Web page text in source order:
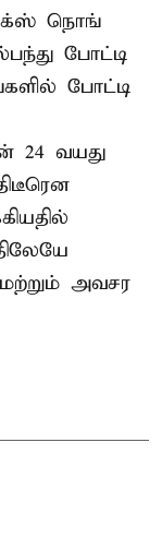
நொங்
போட்டி
போட்டி
24 வயது
அவசர